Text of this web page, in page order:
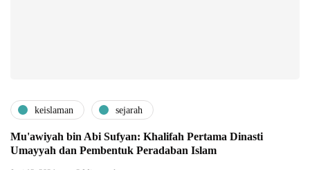
keislaman sejarah
Mu'awiyah bin Abi Sufyan: Khalifah Pertama Dinasti
Umayyah dan Pembentuk Peradaban Islam